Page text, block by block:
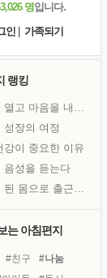
명입니다.
인
가족되기
랭킹
귀를 열고 마음을 내어주고
성장의 여정
강이 중요한 이유
음성을 듣는다
흙이 된 몸으로 출근하는 여자
는 아침편지
#친구
#나눔